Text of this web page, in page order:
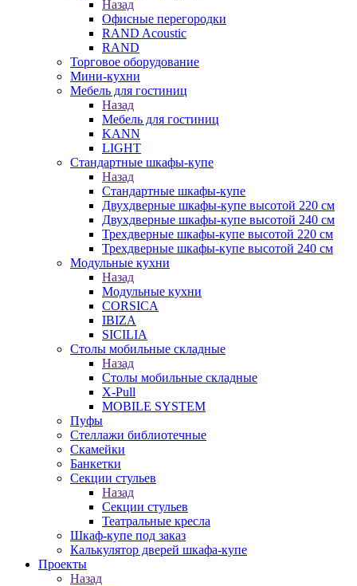
Назад
Офисные перегородки
RAND Acoustic
RAND
Торговое оборудование
Мини-кухни
Мебель для гостиниц
Назад
Мебель для гостиниц
KANN
LIGHT
Стандартные шкафы-купе
Назад
Стандартные шкафы-купе
Двухдверные шкафы-купе высотой 220 см
Двухдверные шкафы-купе высотой 240 см
Трехдверные шкафы-купе высотой 220 см
Трехдверные шкафы-купе высотой 240 см
Модульные кухни
Назад
Модульные кухни
CORSICA
IBIZA
SICILIA
Столы мобильные складные
Назад
Столы мобильные складные
X-Pull
MOBILE SYSTEM
Пуфы
Стеллажи библиотечные
Скамейки
Банкетки
Секции стульев
Назад
Секции стульев
Театральные кресла
Шкаф-купе под заказ
Калькулятор дверей шкафа-купе
Проекты
Назад